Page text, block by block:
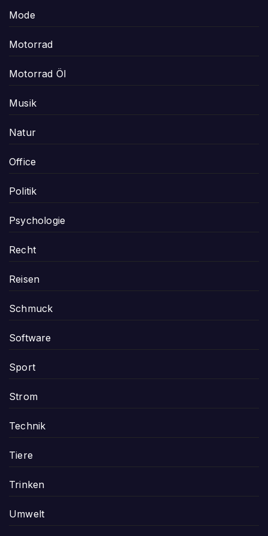
Mode
Motorrad
Motorrad Öl
Musik
Natur
Office
Politik
Psychologie
Recht
Reisen
Schmuck
Software
Sport
Strom
Technik
Tiere
Trinken
Umwelt